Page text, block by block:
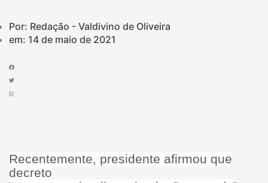
Por: Redação - Valdivino de Oliveira
em: 14 de maio de 2021
Recentemente, presidente afirmou que
decreto